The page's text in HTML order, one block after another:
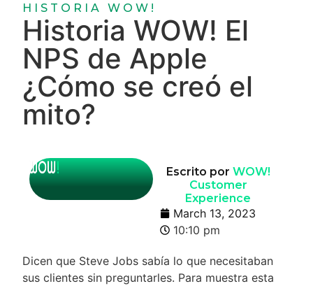
HISTORIA WOW!
Historia WOW! El
NPS de Apple
¿Cómo se creó el
mito?
Escrito por WOW!
Customer
Experience
March 13, 2023
10:10 pm
Dicen que Steve Jobs sabía lo que necesitaban
sus clientes sin preguntarles. Para muestra esta